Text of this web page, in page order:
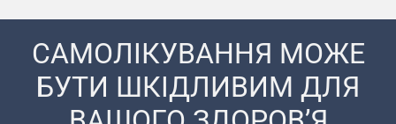
САМОЛІКУВАННЯ МОЖЕ
БУТИ ШКІДЛИВИМ ДЛЯ